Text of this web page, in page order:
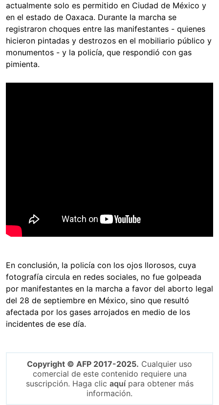
actualmente solo es permitido en Ciudad de México y
en el estado de Oaxaca. Durante la marcha se
registraron choques entre las manifestantes - quienes
hicieron pintadas y destrozos en el mobiliario público y
monumentos - y la policía, que respondió con gas
pimienta.
En conclusión, la policía con los ojos llorosos, cuya
fotografía circula en redes sociales, no fue golpeada
por manifestantes en la marcha a favor del aborto legal
del 28 de septiembre en México, sino que resultó
afectada por los gases arrojados en medio de los
incidentes de ese día.
Copyright © AFP 2017-2025. Cualquier uso
comercial de este contenido requiere una
suscripción. Haga clic aquípara obtener más
información.